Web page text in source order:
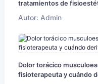
tratamientos de
Autor: Admin
Dolor torácico
fisioterapeuta y cuándo